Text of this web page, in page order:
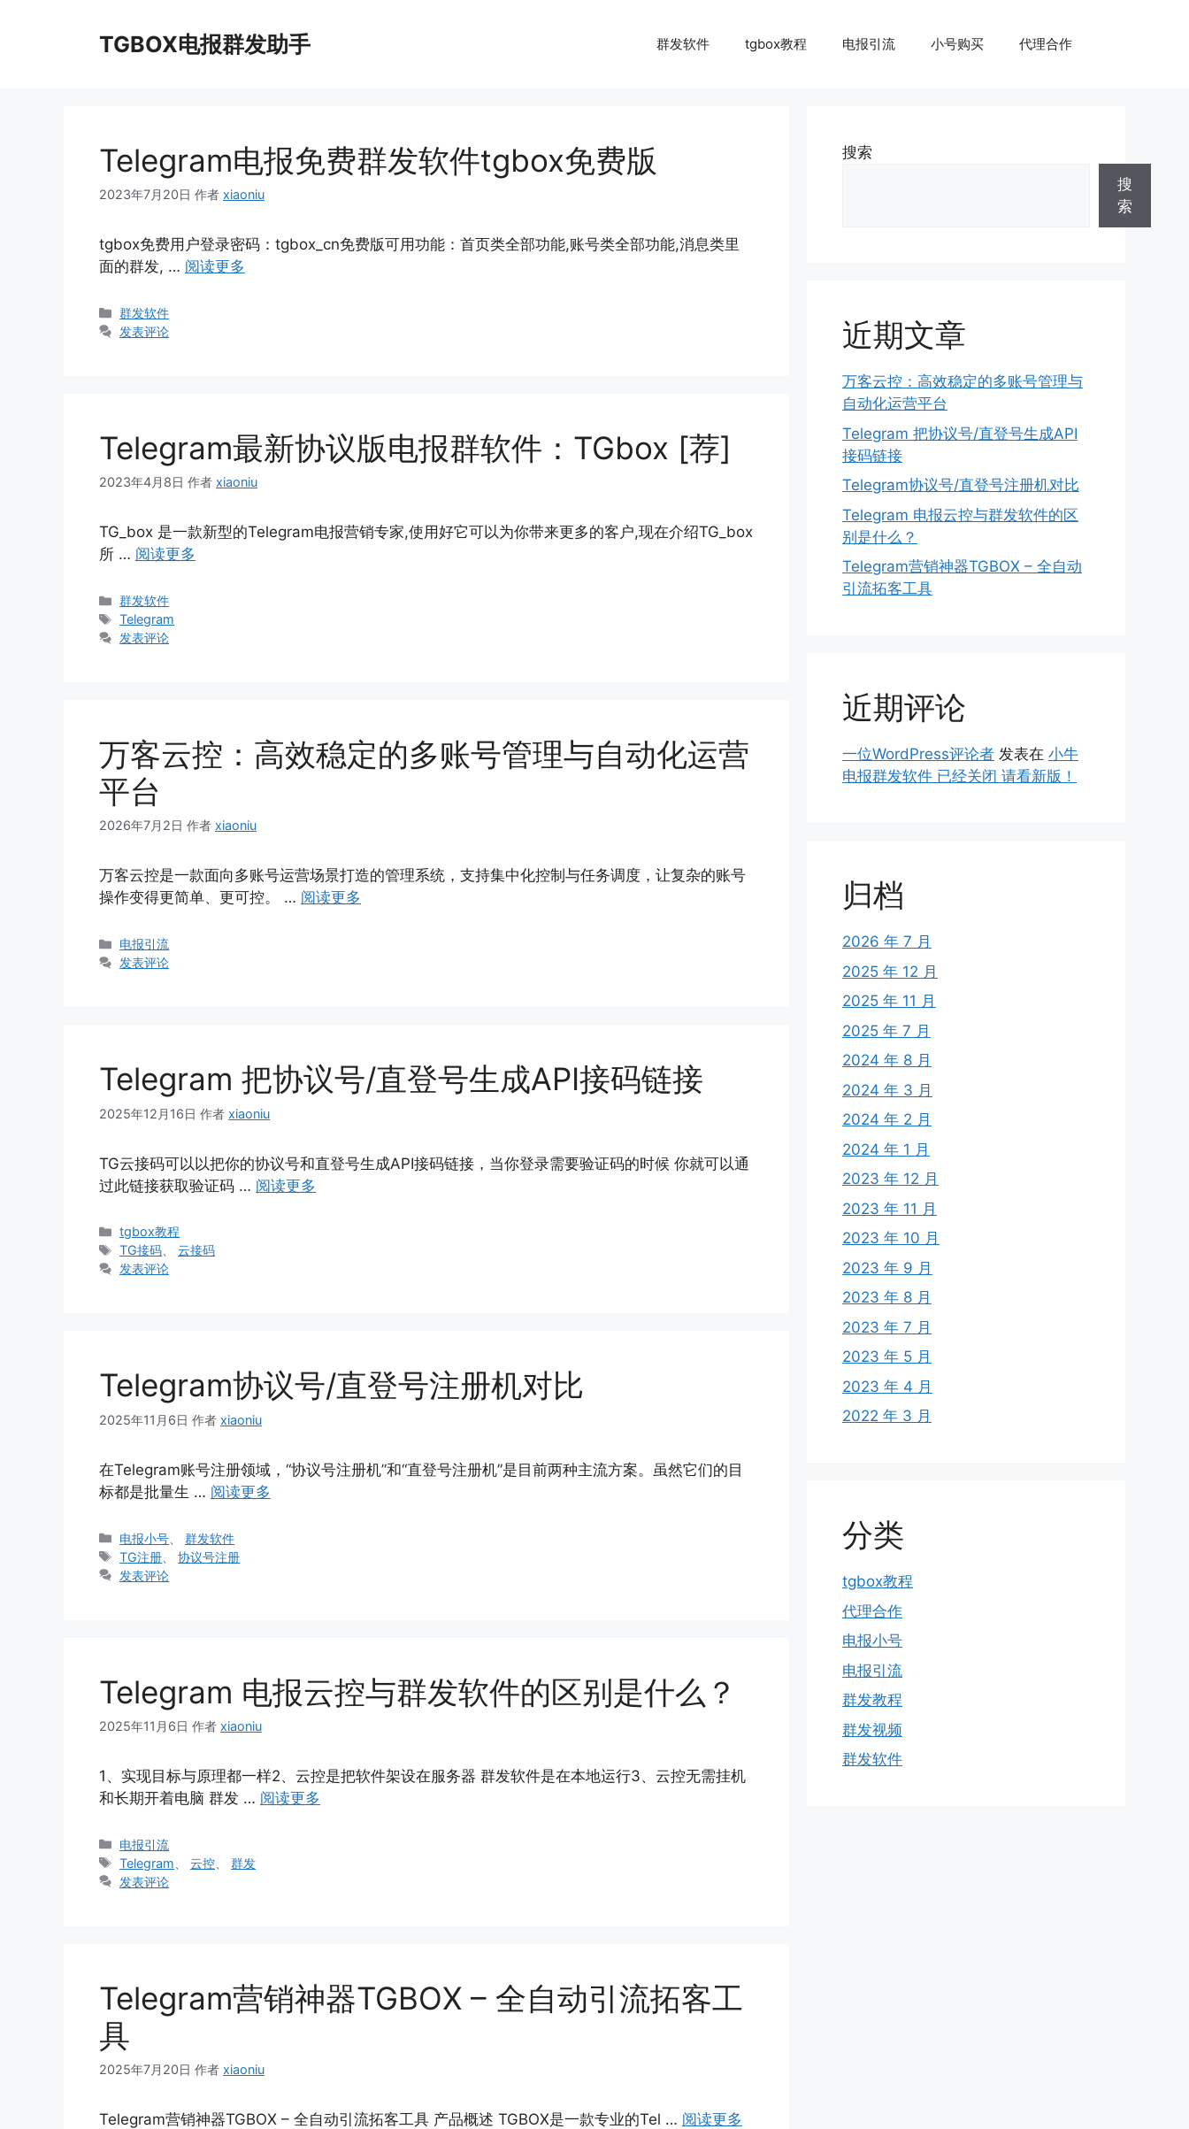
TGBOX电报群发助手 群发软件 tgbox教程 电报引流 小号购买 代理合作
Telegram电报免费群发软件tgbox免费版
2023年7月20日 作者 xiaoniu
tgbox免费用户登录密码：tgbox_cn免费版可用功能：首页类全部功能,账号类全部功能,消息类里
面的群发, … 阅读更多
分
类
群发软件
发表评论
Telegram最新协议版电报群软件：TGbox [荐]
2023年4月8日 作者 xiaoniu
TG_box 是一款新型的Telegram电报营销专家,使用好它可以为你带来更多的客户,现在介绍TG_box
所 … 阅读更多
分
类
群发软件
标
签
Telegram
发表评论
万客云控：高效稳定的多账号管理与自动化运营
平台
2026年7月2日 作者 xiaoniu
万客云控是一款面向多账号运营场景打造的管理系统，支持集中化控制与任务调度，让复杂的账号
操作变得更简单、更可控。 … 阅读更多
分
类
电报引流
发表评论
Telegram 把协议号/直登号生成API接码链接
2025年12月16日 作者 xiaoniu
TG云接码可以以把你的协议号和直登号生成API接码链接，当你登录需要验证码的时候 你就可以通
过此链接获取验证码 … 阅读更多
分
类
tgbox教程
标
签
TG接码、云接码
发表评论
Telegram协议号/直登号注册机对比
2025年11月6日 作者 xiaoniu
在Telegram账号注册领域，“协议号注册机”和“直登号注册机”是目前两种主流方案。虽然它们的目
标都是批量生 … 阅读更多
分
类
电报小号 、群发软件
标
签
TG注册 、协议号注册
发表评论
Telegram 电报云控与群发软件的区别是什么？
2025年11月6日 作者 xiaoniu
1、实现目标与原理都一样2、云控是把软件架设在服务器 群发软件是在本地运行3、云控无需挂机
和长期开着电脑 群发 … 阅读更多
分
类
电报引流
标
签
Telegram 、云控 、群发
发表评论
Telegram营销神器TGBOX – 全自动引流拓客工
具
2025年7月20日 作者 xiaoniu
Telegram营销神器TGBOX – 全自动引流拓客工具 产品概述 TGBOX是一款专业的Tel … 阅读更多
搜索
搜
索
近期文章
万客云控：高效稳定的多账号管理与
自动化运营平台
Telegram 把协议号/直登号生成API
接码链接
Telegram协议号/直登号注册机对比
Telegram 电报云控与群发软件的区
别是什么？
Telegram营销神器TGBOX – 全自动
引流拓客工具
近期评论
一位WordPress评论者 发表在 小牛
电报群发软件 已经关闭 请看新版！
归档
2026 年 7 月
2025 年 12 月
2025 年 11 月
2025 年 7 月
2024 年 8 月
2024 年 3 月
2024 年 2 月
2024 年 1 月
2023 年 12 月
2023 年 11 月
2023 年 10 月
2023 年 9 月
2023 年 8 月
2023 年 7 月
2023 年 5 月
2023 年 4 月
2022 年 3 月
分类
tgbox教程
代理合作
电报小号
电报引流
群发教程
群发视频
群发软件